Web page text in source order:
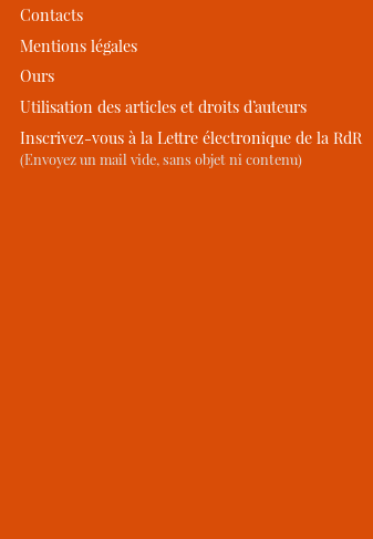
Contacts
Mentions légales
Ours
Utilisation des articles et droits d’auteurs
Inscrivez-vous à la Lettre électronique de la RdR
(Envoyez un mail vide, sans objet ni contenu)